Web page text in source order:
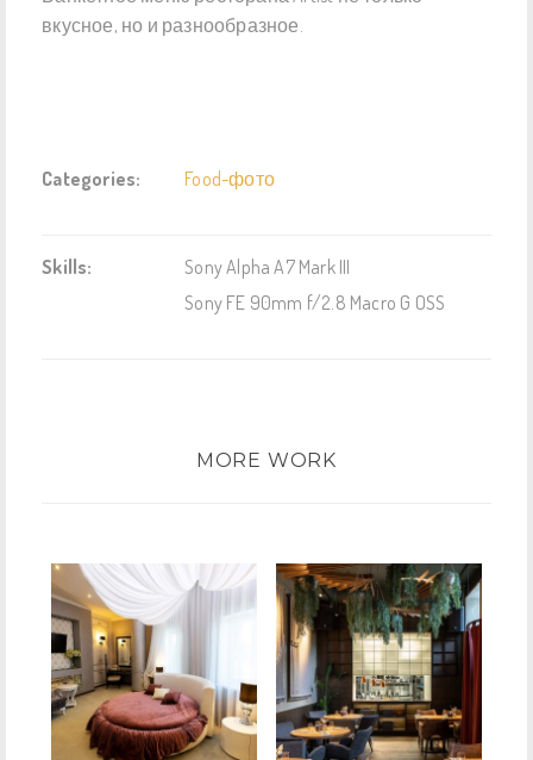
вкусное, но и разнообразное.
Categories: Food-фото
Skills:
Sony Alpha A7 Mark III
Sony FE 90mm f/2.8 Macro G OSS
MORE WORK